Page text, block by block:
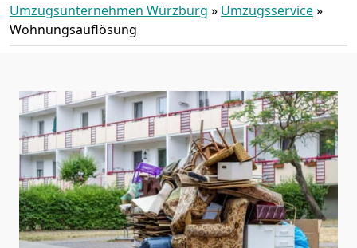
Umzugsunternehmen Würzburg » Umzugsservice»
Wohnungsauflösung